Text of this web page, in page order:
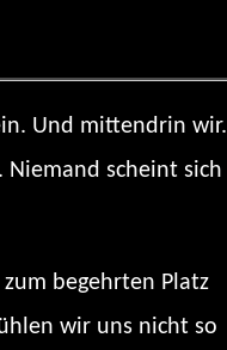
Und mittendrin wir.
scheint sich
begehrten Platz
wir uns nicht so